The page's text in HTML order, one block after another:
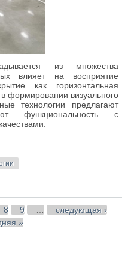
из множества
влияет на восприятие
как горизонтальная
формировании визуального
технологии предлагают
функциональность с
покрытий
8 9
следующая ›
»